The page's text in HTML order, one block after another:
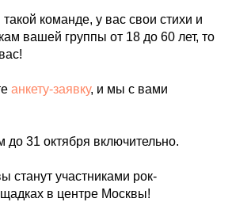
команде, у вас свои стихи и
вашей группы от 18 до 60 лет, то
анкету-заявку, и мы с вами
31 октября включительно.
станут участниками рок-
в центре Москвы!